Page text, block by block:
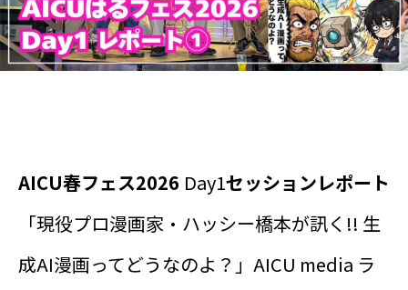
AICU春フェス2026 Day1セッションレポート
「現役プロ漫画家・ハッシー橋本が訊く!! 生
成AI漫画ってどうなのよ？」AICU media ラ